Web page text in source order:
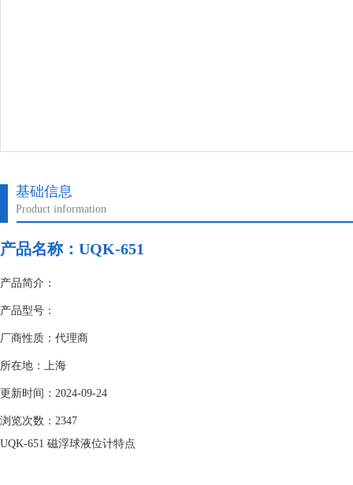
基础信息
Product information
产品名称： UQK-651
产品简介：
产品型号：
厂商性质：代理商
所在地：上海
更新时间：2024-09-24
浏览次数：2347
UQK-651 磁浮球液位计特点